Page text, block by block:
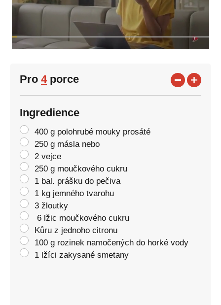
Pro 4porce
Ingredience
400 g polohrubé mouky prosáté
250 g másla nebo
2 vejce
250 g moučkového cukru
1 bal. prášku do pečiva
1 kg jemného tvarohu
3 žloutky
6 lžic moučkového cukru
Kůru z jednoho citronu
100 g rozinek namočených do horké vody
1 lžíci zakysané smetany